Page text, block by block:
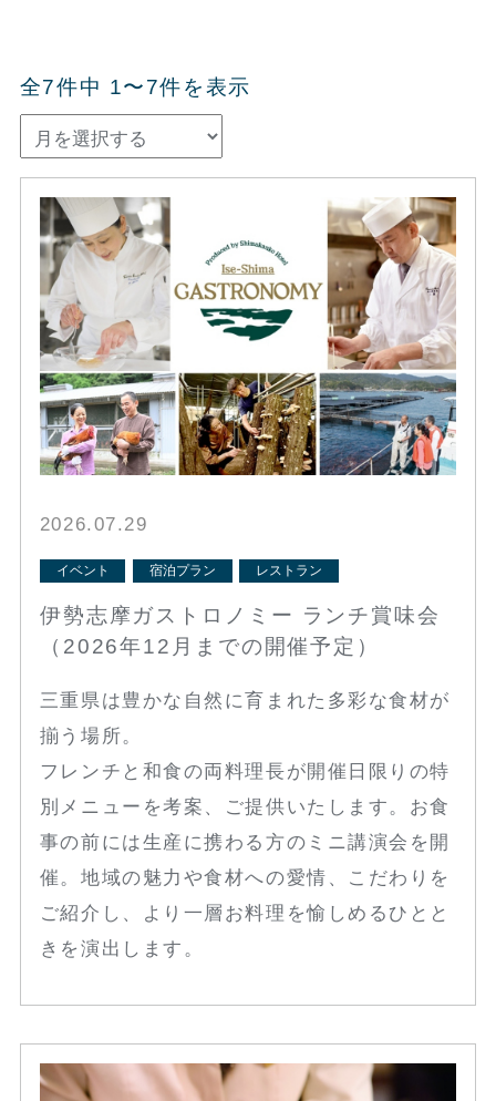
全7件中 1〜7件を表示
2026.07.29
イベント 宿泊プラン レストラン
伊勢志摩ガストロノミー ランチ賞味会
（2026年12月までの開催予定）
三重県は豊かな自然に育まれた多彩な食材が
揃う場所。
フレンチと和食の両料理長が開催日限りの特
別メニューを考案、ご提供いたします。お食
事の前には生産に携わる方のミニ講演会を開
催。地域の魅力や食材への愛情、こだわりを
ご紹介し、より一層お料理を愉しめるひとと
きを演出します。